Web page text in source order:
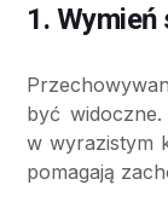
1.
być
w wyrazistym
pomagają